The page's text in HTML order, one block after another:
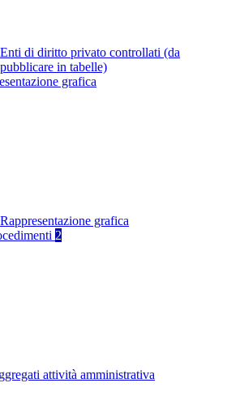
Enti di diritto privato controllati (da
pubblicare in tabelle)
grafica
Rappresentazione grafica
2
attività amministrativa